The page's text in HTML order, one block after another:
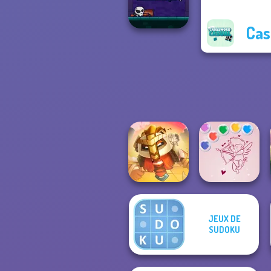
Prison Escape
For Honor
Warriors io
Bubble Shooter
Valentine
JEUX DE
SUDOKU